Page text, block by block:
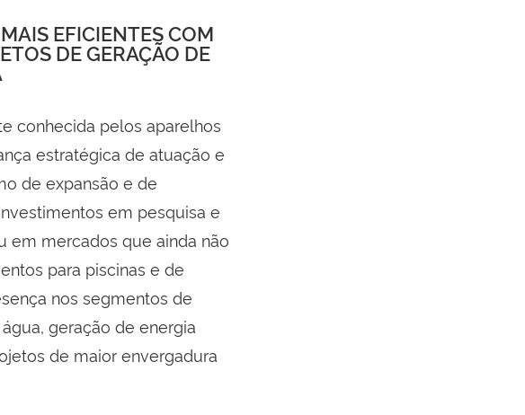
EFICIENTES COM
DE GERAÇÃO DE
conhecida pelos aparelhos
estratégica de atuação e
de expansão e de
em pesquisa e
em mercados que ainda não
para piscinas e de
nos segmentos de
geração de energia
de maior envergadura